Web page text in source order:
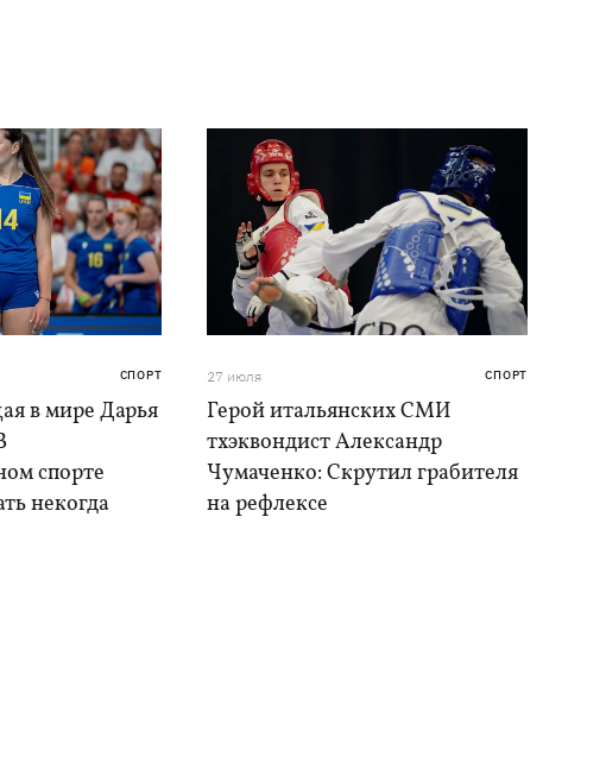
СПОРТ
в мире Дарья
спорте
некогда
27 июля СПОРТ
Герой итальянских СМИ
тхэквондист Александр
Чумаченко: Скрутил грабителя
на рефлексе